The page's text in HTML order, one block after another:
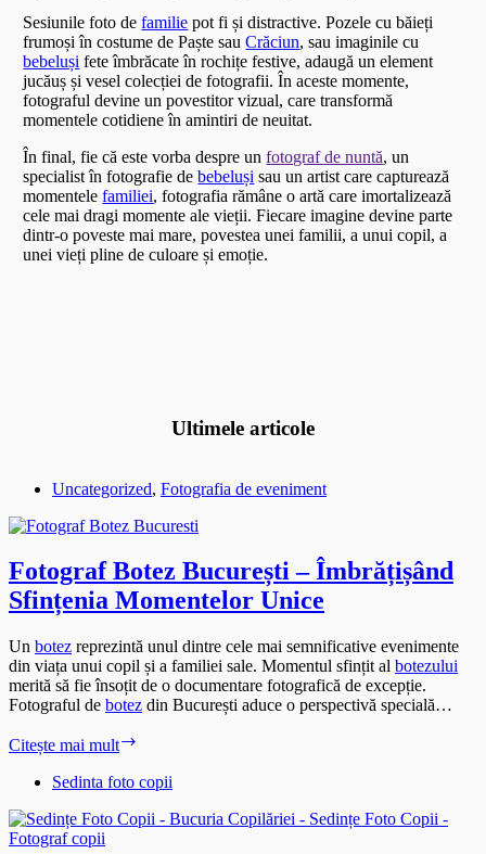
Sesiunile foto defamilie pot fi și distractive. Pozele cu băieți
frumoși în costume de Paște sauCrăciun, sau imaginile cu
bebeluși fete îmbrăcate în rochițe festive, adaugă un element
jucăuș și vesel colecției de fotografii. În aceste momente,
fotograful devine un povestitor vizual, care transformă
momentele cotidiene în amintiri de neuitat.
În final, fie că este vorba despre unfotograf de nuntă, un
specialist în fotografie debebeluși sau un artist care capturează
momentelefamiliei, fotografia rămâne o artă care imortalizează
cele mai dragi momente ale vieții. Fiecare imagine devine parte
dintr-o poveste mai mare, povestea unei familii, a unui copil, a
unei vieți pline de culoare și emoție.
Ultimele articole
Uncategorized, Fotografia de eveniment
Fotograf Botez București – Îmbrățișând
Sfințenia Momentelor Unice
Un botez reprezintă unul dintre cele mai semnificative evenimente
din viața unui copil și a familiei sale. Momentul sfințit al botezului
merită să fie însoțit de o documentare fotografică de excepție.
Fotograful de botez din București aduce o perspectivă specială…
Citește mai mult
București
Îmbrățișând
Sedinta foto copii